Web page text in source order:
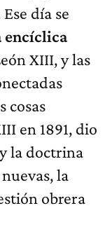
día se
encíclica
XIII, y las
cosas
en 1891, dio
la doctrina
la
obrera